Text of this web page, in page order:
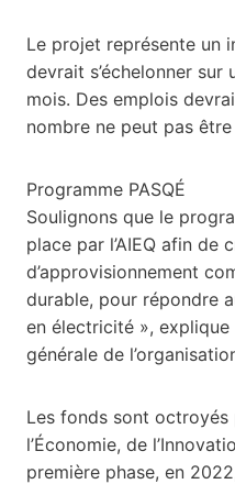
Le projet représente un
devrait s’échelonner sur
mois. Des emplois
nombre ne peut pas
Programme PASQÉ
Soulignons que le
place par l’AIEQ afin de
d’approvisionnement
durable, pour répondre
en électricité »,
générale de
Les fonds sont octroyés
l’Économie, de
première phase, en